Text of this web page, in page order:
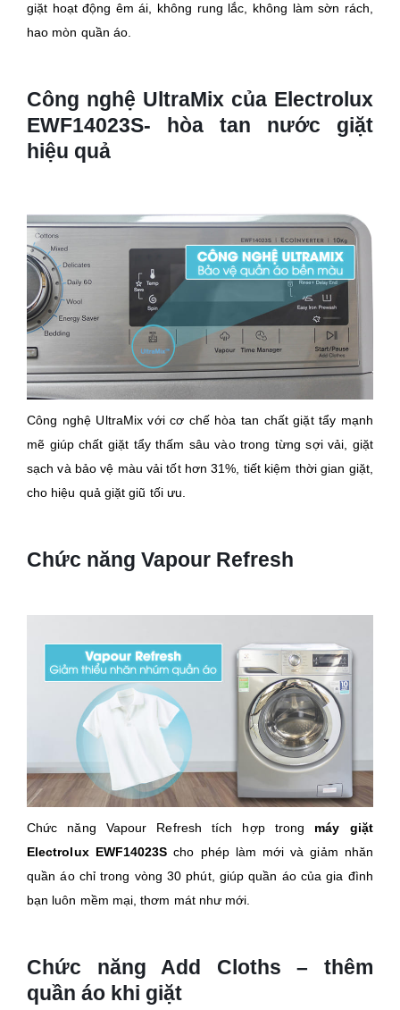
giặt hoạt động êm ái, không rung lắc, không làm sờn rách,
hao mòn quần áo.
Công nghệ UltraMix của Electrolux
EWF14023S- hòa tan nước giặt
hiệu quả
Công nghệ UltraMix với cơ chế hòa tan chất giặt tẩy mạnh
mẽ giúp chất giặt tẩy thấm sâu vào trong từng sợi vải, giặt
sạch và bảo vệ màu vải tốt hơn 31%, tiết kiệm thời gian giặt,
cho hiệu quả giặt giũ tối ưu.
Chức năng Vapour Refresh
Chức năng Vapour Refresh tích hợp trong máy giặt
Electrolux EWF14023S cho phép làm mới và giảm nhăn
quần áo chỉ trong vòng 30 phút, giúp quần áo của gia đình
bạn luôn mềm mại, thơm mát như mới.
Chức năng Add Cloths – thêm
quần áo khi giặt